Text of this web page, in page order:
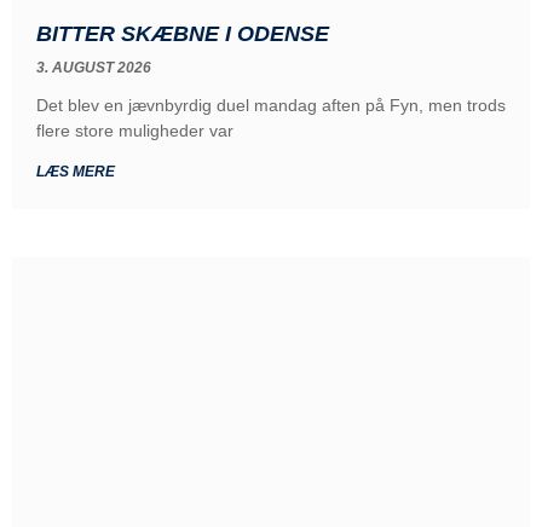
BITTER SKÆBNE I ODENSE
3. AUGUST 2026
Det blev en jævnbyrdig duel mandag aften på Fyn, men trods
flere store muligheder var
LÆS MERE